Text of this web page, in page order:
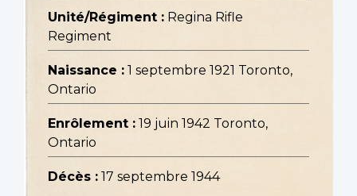
Unité/Régiment : Regina Rifle
Regiment
Naissance : 1 septembre 1921 Toronto,
Ontario
Enrôlement : 19 juin 1942 Toronto,
Ontario
Décès : 17 septembre 1944